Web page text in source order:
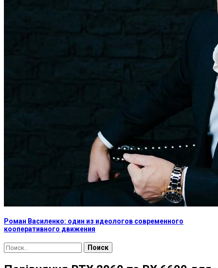
Роман Василенко: один из идеологов современного
кооперативного движения
Найти: